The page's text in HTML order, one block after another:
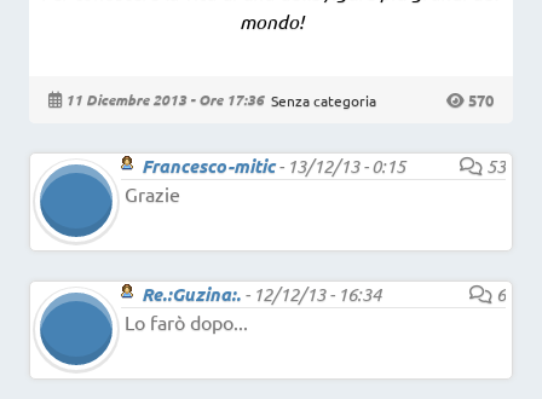
mondo!
11 Dicembre 2013 - Ore 17:36 Senza categoria 570
Francesco-mitic- 13/12/13 - 0:15
53
Grazie
Re.:Guzina:. - 12/12/13 - 16:34
6
Lo farò dopo...